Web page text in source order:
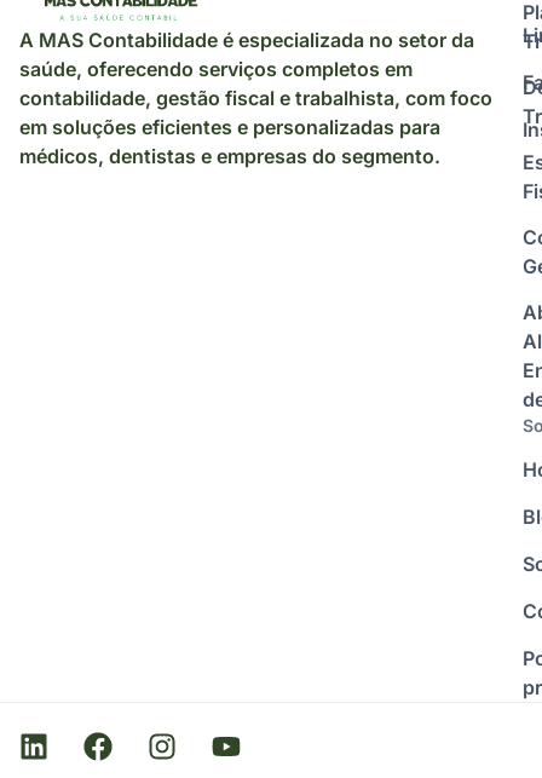
A MAS Contabilidade é especializada no setor da
saúde, oferecendo serviços completos em
contabilidade, gestão fiscal e trabalhista, com foco
em soluções eficientes e personalizadas para
médicos, dentistas e empresas do segmento.